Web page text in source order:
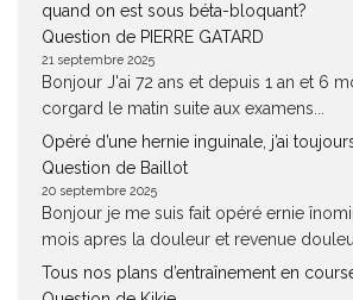
quand on est sous béta-bloquant?
Question de PIERRE GATARD
21 septembre 2025
Bonjour J'ai 72 ans et depuis 1 an et 6
corgard le matin suite aux examens...
Opéré d’une hernie inguinale, j’ai
Question de Baillot
20 septembre 2025
Bonjour je me suis fait opéré ernie
mois apres la douleur et revenue douleur
Tous nos plans d’entraînement en